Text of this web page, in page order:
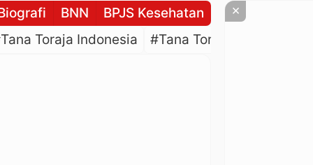
BNN BPJS Kesehatan BPJS
Toraja Indonesia #Tana Toraja Culture
×